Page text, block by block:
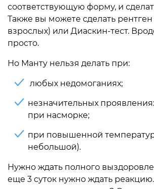
соответствующую форму, и
Также вы можете сделать рентген
взрослых) или Диаскин-тест.
просто.
Но Манту нельзя делать при:
любых недомоганиях;
незначительных
при насморке;
при повышенной
небольшой).
Нужно ждать полного
еще 3 суток нужно ждать